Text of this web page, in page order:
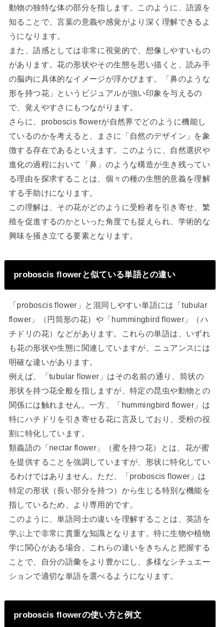
動物の独特な体の部分を指します。このように、語源を
知ることで、言葉の意義や感覚がより深く理解できるよ
うになります。
また、語感としては非常に視覚的で、想像しやすいもの
があります。花の形状やその生態を思い描くと、読み手
の脳内に具体的なイメージが浮かびます。「鼻のような
形を持つ花」というビジュアルが強い印象を与えるの
で、覚えやすさにもつながります。
さらに、proboscis flowerが自然界でどのように機能し
ているのかを考えると、まさに「自然のデザイン」を象
徴する存在であるといえます。このように、自然選択や
進化の過程において「鼻」のような構造が生き残ってい
る理由を探求することは、個々の種の生態的意義を理解
する手助けになります。
この理解は、その花がどのように受粉者を引き寄せ、繁
殖を促進するのかといった角度でも捉えられ、学術的な
興味を掻き立てる要素となります。
proboscis flowerと似ている単語との違い
「proboscis flower」と混同しやすい単語には「tubular
flower」（円筒形の花）や「hummingbird flower」（ハ
チドリの花）などがあります。これらの単語は、いずれ
も花の形状や生態に関連していますが、ニュアンスには
明確な違いがあります。
例えば、「tubular flower」はその名前の通り、筒状の
形状を持つ花全般を指しますが、特定の昆虫や動物との
関係には触れません。一方、「hummingbird flower」は
特にハチドリを引き寄せる花に言及しており、受粉の役
割に特化しています。
類義語の「nectar flower」（蜜を持つ花）とは、花が蜜
を提供することを強調していますが、形状に特化してい
るわけではありません。ただ、「proboscis flower」は
特定の形状（長い部分を持つ）から生じる特別な機能を
指しているため、より専用的です。
このように、単語同士の違いを理解することは、英語を
学ぶ上で非常に貴重な知識となります。特に生物や植物
学に関心がある場合、これらの違いをきちんと把握する
ことで、自分の語彙をより豊かにし、多様なシチュエー
ションで適切な単語を選べるようになります。
proboscis flowerの使い方と例文